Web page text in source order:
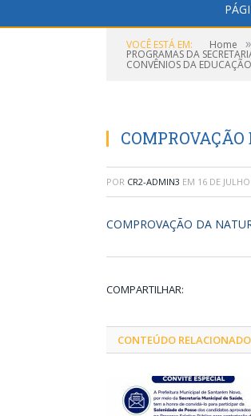
VOCÊ ESTÁ EM: Home »
PROGRAMAS DA
CONVÊNIOS DA
POR CR2-ADMIN3 EM 16 DE
COMPROVAÇÃO DA
COMPARTILHAR:
CONTEÚDO RELACIONADO